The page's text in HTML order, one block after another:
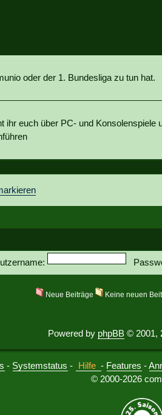
oder der 1. Bundesliga zu tun hat.
ihr euch über PC- und Konsolenspiele
Neue Beiträge Keine neuen
Powered by phpBB © 2001,
- Systemstatus - Hilfe - Features -
© 2000-2026